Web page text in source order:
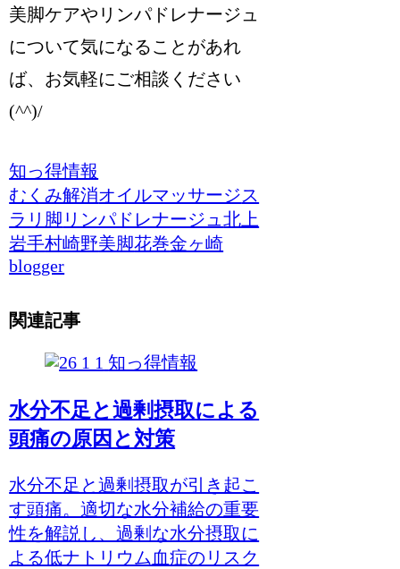
美脚ケアやリンパドレナージュ
について気になることがあれ
ば、お気軽にご相談ください
(^^)/
知っ得情報
むくみ解消オイルマッサージス
ラリ脚 リンパドレナージュ北上
岩手村崎野美脚花巻金ヶ崎
blogger
関連記事
知っ得情報
水分不足と過剰摂取による
頭痛の原因と対策
水分不足と過剰摂取が引き起こ
す頭痛。適切な水分補給の重要
性を解説し、過剰な水分摂取に
よる低ナトリウム血症のリスク